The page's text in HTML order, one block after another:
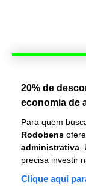
20% de
economia de
Para quem
Rodobens
administrativa
precisa investir
Clique aqui